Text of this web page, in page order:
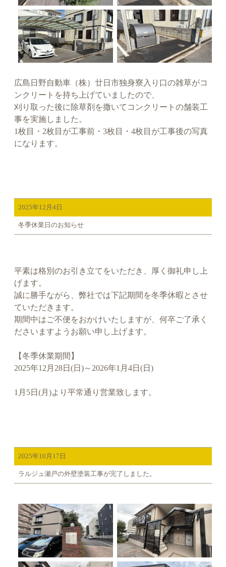
広島日野自動車（株）廿日市独身寮入り口の雑草がコ
ンクリートを持ち上げていましたので、
刈り取った後に除草剤を撒いてコンクリートの舗装工
事を実施しました。
1枚目・2枚目が工事前・3枚目・4枚目が工事後の写真
になります。
2025年12月4日
冬季休業日のお知らせ
平素は格別のお引き立てをいただき、厚く御礼申し上
げます。
誠に勝手ながら、弊社では下記期間を冬季休暇とさせ
ていただきます。
期間中はご不便をおかけいたしますが、何卒ご了承く
ださいますようお願い申し上げます。
【冬季休業期間】
2025年12月28日(日)～2026年1月4日(日)
1月5日(月)より平常通り営業致します。
2025年10月17日
ラルジュ瀬戸の外壁塗装工事が完了しました。